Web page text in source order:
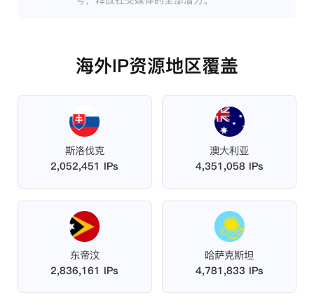
海外IP资源地区覆盖
斯洛伐克
2,052,451 IPs
澳大利亚
4,351,058 IPs
东帝汶
2,836,161 IPs
哈萨克斯坦
4,781,833 IPs